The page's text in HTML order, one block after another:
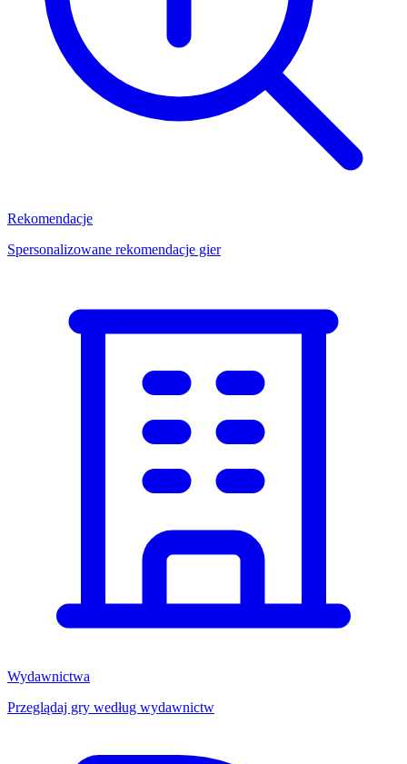
Rekomendacje
Spersonalizowane rekomendacje gier
Wydawnictwa
Przeglądaj gry według wydawnictw